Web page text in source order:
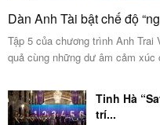
Dàn Anh Tài bật chế độ
Tập 5 của chương trình Anh Trai
quả cùng những dư âm cảm xúc
Tinh Hà
trí...